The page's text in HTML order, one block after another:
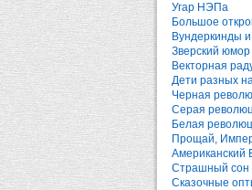
Угар НЭПа
Большое
Вундеркинды
Зверский юмор
Векторная
Дети разных
Черная
Серая
Белая
Прощай,
Американский
Страшный сон
Сказочные